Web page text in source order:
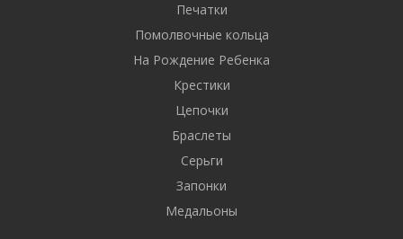
Печатки
Помолвочные кольца
На Рождение Ребенка
Крестики
Цепочки
Браслеты
Серьги
Запонки
Медальоны